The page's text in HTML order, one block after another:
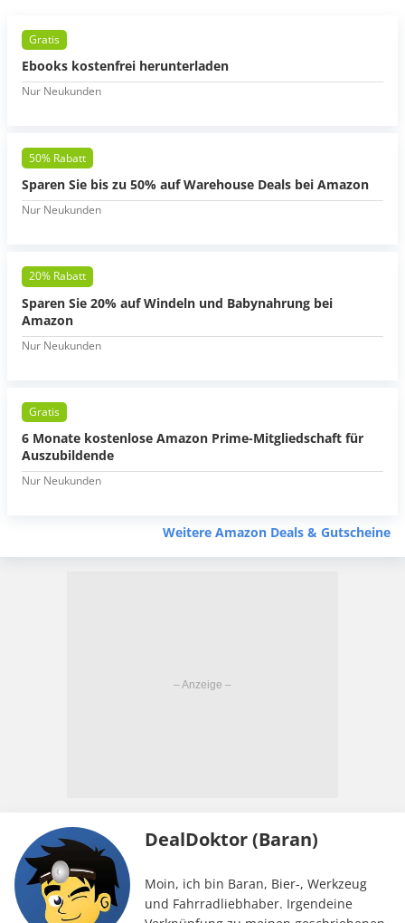
Gratis
Ebooks kostenfrei herunterladen
Nur Neukunden
50% Rabatt
Sparen Sie bis zu 50% auf Warehouse Deals bei Amazon
Nur Neukunden
20% Rabatt
Sparen Sie 20% auf Windeln und Babynahrung bei
Amazon
Nur Neukunden
Gratis
6 Monate kostenlose Amazon Prime-Mitgliedschaft für
Auszubildende
Nur Neukunden
Weitere Amazon Deals & Gutscheine
DealDoktor (Baran)
Moin, ich bin Baran, Bier-, Werkzeug
und Fahrradliebhaber. Irgendeine